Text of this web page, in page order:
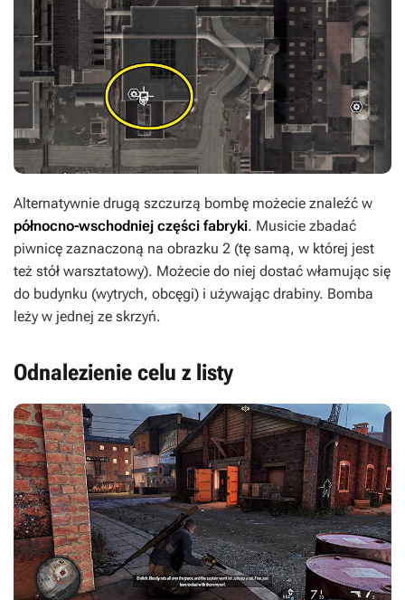
Alternatywnie drugą szczurzą bombę możecie znaleźć w
północno-wschodniej części fabryki. Musicie zbadać
piwnicę zaznaczoną na obrazku 2 (tę samą, w której jest
też stół warsztatowy). Możecie do niej dostać włamując się
do budynku (wytrych, obcęgi) i używając drabiny. Bomba
leży w jednej ze skrzyń.
Odnalezienie celu z listy